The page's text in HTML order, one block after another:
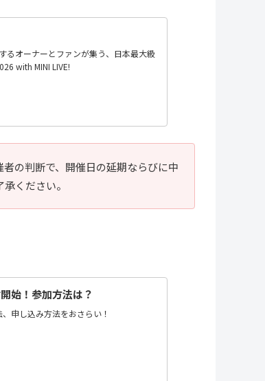
るオーナーとファンが集う、日本最大級
with MINI LIVE!
の判断で、開催日の延期ならびに中
ください。
始！参加方法は？
申し込み方法をおさらい！